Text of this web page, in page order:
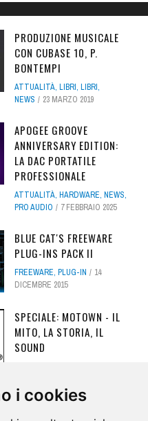
i cookies
PRODUZIONE MUSICALE
CON CUBASE 10, P.
BONTEMPI
ATTUALITÀ, LIBRI, LIBRI,
NEWS
23 MARZO 2019
APOGEE GROOVE
ANNIVERSARY EDITION:
LA DAC PORTATILE
PROFESSIONALE
ATTUALITÀ, HARDWARE, NEWS,
PRO AUDIO
7 FEBBRAIO 2025
BLUE CAT'S FREEWARE
PLUG-INS PACK II
FREEWARE, PLUG-IN
14
DICEMBRE 2015
SPECIALE: MOTOWN - IL
MITO, LA STORIA, IL
SOUND
OTTOBRE 2018